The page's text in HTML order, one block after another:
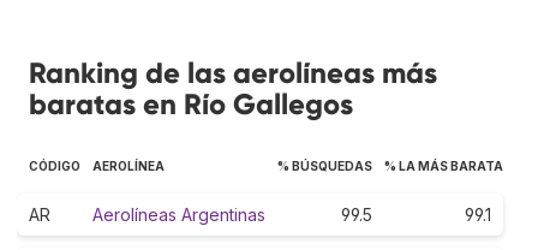
Ranking de las aerolíneas más
baratas en Río Gallegos
CÓDIGO AEROLÍNEA % BÚSQUEDAS % LA MÁS BARATA
AR Aerolíneas Argentinas 99.5 99.1